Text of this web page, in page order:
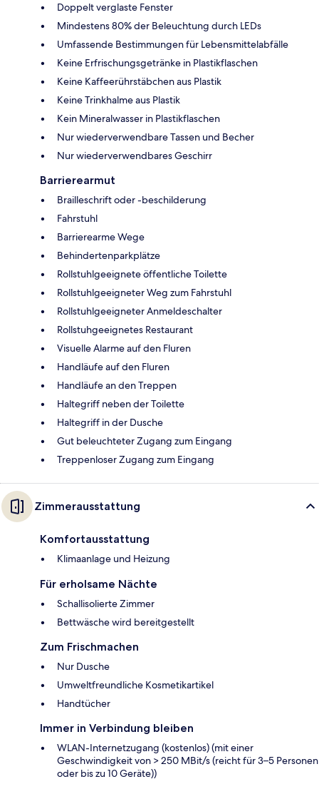
Doppelt verglaste Fenster
Mindestens 80% der Beleuchtung durch LEDs
Umfassende Bestimmungen für Lebensmittelabfälle
Keine Erfrischungsgetränke in Plastikflaschen
Keine Kaffeerührstäbchen aus Plastik
Keine Trinkhalme aus Plastik
Kein Mineralwasser in Plastikflaschen
Nur wiederverwendbare Tassen und Becher
Nur wiederverwendbares Geschirr
Barrierearmut
Brailleschrift oder -beschilderung
Fahrstuhl
Barrierearme Wege
Behindertenparkplätze
Rollstuhlgeeignete öffentliche Toilette
Rollstuhlgeeigneter Weg zum Fahrstuhl
Rollstuhlgeeigneter Anmeldeschalter
Rollstuhgeeignetes Restaurant
Visuelle Alarme auf den Fluren
Handläufe auf den Fluren
Handläufe an den Treppen
Haltegriff neben der Toilette
Haltegriff in der Dusche
Gut beleuchteter Zugang zum Eingang
Treppenloser Zugang zum Eingang
Zimmerausstattung
Komfortausstattung
Klimaanlage und Heizung
Für erholsame Nächte
Schallisolierte Zimmer
Bettwäsche wird bereitgestellt
Zum Frischmachen
Nur Dusche
Umweltfreundliche Kosmetikartikel
Handtücher
Immer in Verbindung bleiben
WLAN-Internetzugang (kostenlos) (mit einer
Geschwindigkeit von > 250 MBit/s (reicht für 3–5 Personen
oder bis zu 10 Geräte))